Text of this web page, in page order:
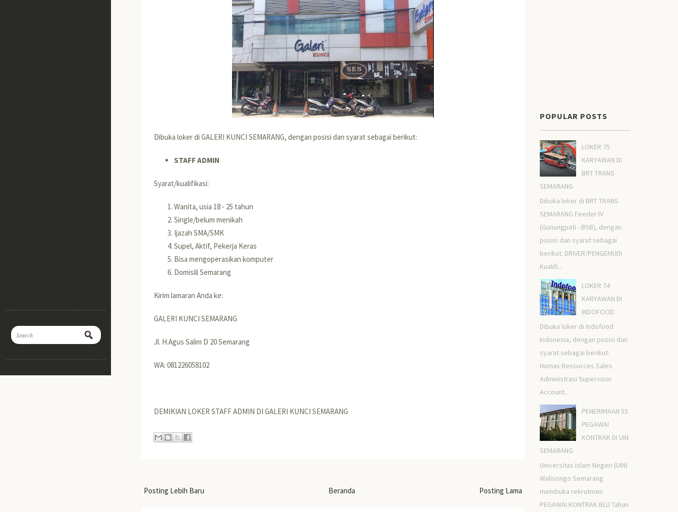
Dibuka loker di GALERI KUNCI SEMARANG, dengan posisi dan syarat sebagai berikut:
STAFF ADMIN
Syarat/kualifikasi:
Wanita, usia 18 - 25 tahun
Single/belum menikah
Ijazah SMA/SMK
Supel, Aktif, Pekerja Keras
Bisa mengoperasikan komputer
Domisili Semarang
Kirim lamaran Anda ke:
GALERI KUNCI SEMARANG
Jl. H.Agus Salim D 20 Semarang
WA: 081226058102
DEMIKIAN LOKER STAFF ADMIN DI GALERI KUNCI SEMARANG
Posting Lebih Baru Posting Lama
Beranda
POPULAR POSTS
LOKER 75
KARYAWAN DI
BRT TRANS
SEMARANG
Dibuka loker di BRT TRANS
SEMARANG Feeder IV
(Gunungpati - BSB), dengan
posisi dan syarat sebagai
berikut: DRIVER/PENGEMUDI
Kualifi...
LOKER 74
KARYAWAN DI
INDOFOOD
Dibuka loker di Indofood
Indonesia, dengan posisi dan
syarat sebagai berikut:
Humas Resources Sales
Administrasi Supervisor
Account...
PENERIMAAN 55
PEGAWAI
KONTRAK DI UIN
SEMARANG
Universitas Islam Negeri (UIN)
Walisongo Semarang
membuka rekrutmen
PEGAWAI KONTRAK BLU Tahun